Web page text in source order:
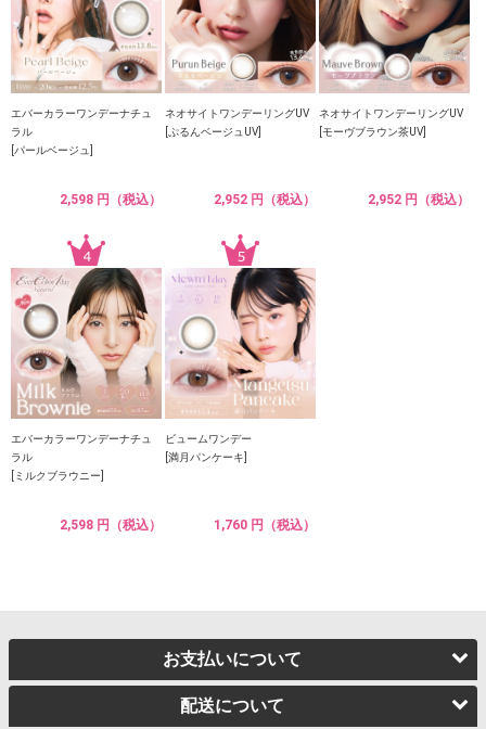
エバーカラーワンデーナチュ
ラル
[パールベージュ]
2,598 円（税込）
ネオサイトワンデーリングUV
[ぷるんベージュUV]
2,952 円（税込）
ネオサイトワンデーリングUV
[モーヴブラウン茶UV]
2,952 円（税込）
エバーカラーワンデーナチュ
ラル
[ミルクブラウニー]
2,598 円（税込）
ビュームワンデー
[満月パンケーキ]
1,760 円（税込）
お支払いについて
配送について